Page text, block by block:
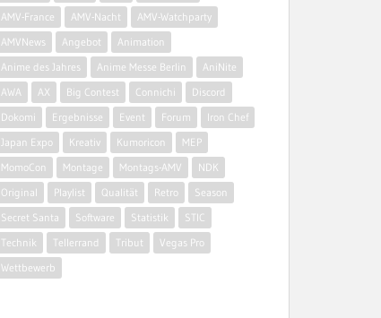
AMV-France
AMV-Nacht
AMV-Watchparty
AMVNews
Angebot
Animation
Anime des Jahres
Anime Messe Berlin
AniNite
AWA
AX Big Contest Connichi
Discord
Dokomi
Ergebnisse Event Forum
Iron Chef
Japan Expo
Kreativ Kumoricon
MEP
MomoCon
Montage Montags-AMV
NDK
Original
Playlist Qualität Retro
Season
Secret Santa
Software Statistik
STIC
Technik
Tellerrand Tribut
Vegas Pro
Wettbewerb